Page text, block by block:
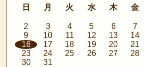
日 月 火 水 木 金
2
3 4 5 6 7
9
10 11 12 13 14
16
17 18 19 20 21
23
24 25 26 27 28
30
31